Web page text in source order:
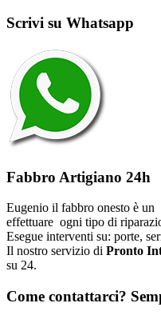
Scrivi su Whatsapp
Fabbro Artigiano 24h
Eugenio il fabbro onesto è un
effettuare ogni tipo di
Esegue interventi su: porte,
Il nostro servizio di Pronto
su 24.
Come contattarci?